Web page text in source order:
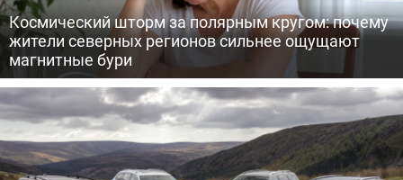
Космический шторм за полярным кругом: почему
жители северных регионов сильнее ощущают
магнитные бури